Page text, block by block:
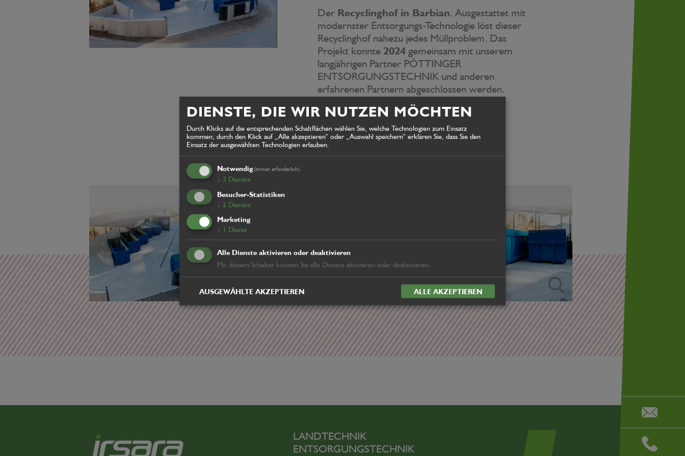
Der Recyclinghof in Barbian. Ausgestattet mit
modernster Entsorgungs-Technologie löst dieser
Recyclinghof nahezu jedes Müllproblem. Das
Projekt konnte 2024 gemeinsam mit unserem
langjährigen Partner PÖTTINGER
ENTSORGUNGSTECHNIK und anderen
erfahrenen Partnern abgeschlossen werden.
Für Fragen/Angebotsanfragen:
sales@irsara.it(Werner Albrecht)
LANDTECHNIK
ENTSORGUNGSTECHNIK
DIENSTE, DIE WIR NUTZEN MÖCHTEN
Durch Klicks auf die entsprechenden Schaltflächen wählen Sie, welche Technologien zum Einsatz
kommen; durch den Klick auf „Alle akzeptieren“ oder „Auswahl speichern“ erklären Sie, dass Sie den
Einsatz der ausgewählten Technologien erlauben.
Notwendig(immer erforderlich)
↓ 3 Dienste
Besucher-Statistiken
↓ 2 Dienste
Marketing
↓ 1 Dienst
Alle Dienste aktivieren oder deaktivieren
Mit diesem Schalter können Sie alle Dienste aktivieren oder deaktivieren.
AUSGEWÄHLTE AKZEPTIEREN ALLE AKZEPTIEREN